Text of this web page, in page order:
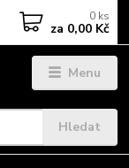
Menu
Hledat
0 ks
za 0,00 Kč